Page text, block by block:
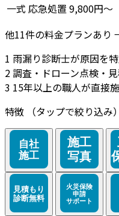
一式 応急処置 9,800円～
他11件の料金プランあり
1 雨漏り診断士が原因を
2調査・ドローン点検・
3 15年以上の職人が直接
特徴
（タップで絞り込み）